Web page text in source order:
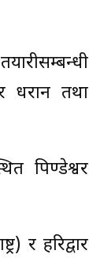
धरान तथा
पिण्डेश्वर
र हरिद्वार